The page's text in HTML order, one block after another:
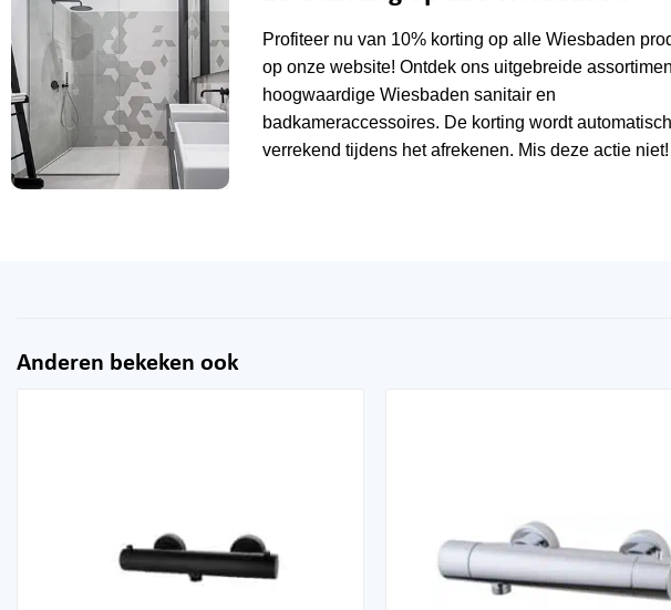
Profiteer nu van 10% korting op alleWiesbaden
op onze website! Ontdek ons uitgebreide
hoogwaardige Wiesbaden sanitair en
badkameraccessoires. De korting wordt automatisch
verrekend tijdens het afrekenen. Mis deze actie niet!
Anderen bekeken ook